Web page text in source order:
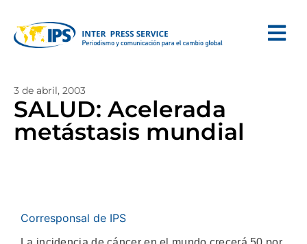
3 de abril, 2003
SALUD: Acelerada
metástasis mundial
Corresponsal de IPS